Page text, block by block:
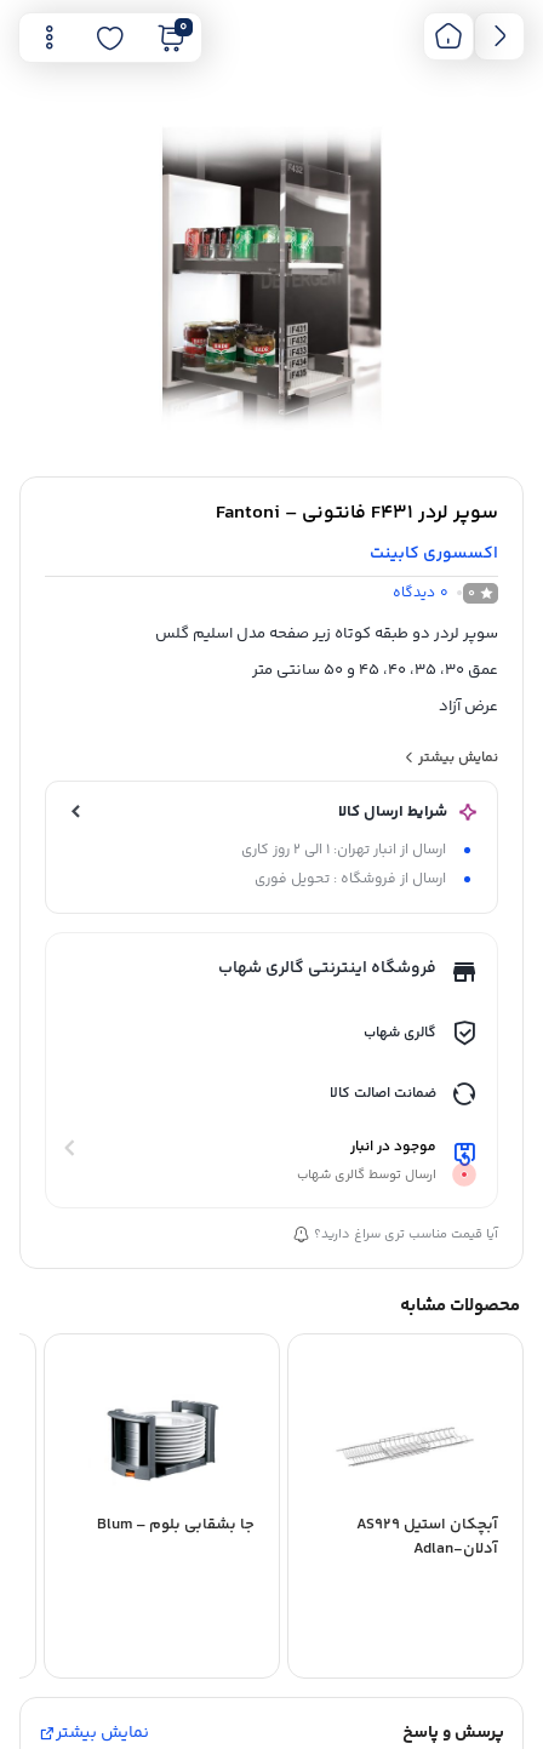
0
سوپر لردر F431 فانتونی – Fantoni
اکسسوری کابینت
0
0 دیدگاه
سوپر لردر دو طبقه کوتاه زیر صفحه مدل اسلیم گلس
عمق 30، 35، 40، 45 و 50 سانتی متر
عرض آزاد
نمایش بیشتر
شرایط ارسال کالا
ارسال از انبار تهران: 1 الی 2 روز کاری
ارسال از فروشگاه : تحویل فوری
فروشگاه اینترنتی گالری شهاب
گالری شهاب
ضمانت اصالت کالا
موجود در انبار
ارسال توسط گالری شهاب
آیا قیمت مناسب تری سراغ دارید؟
محصولات مشابه
آبچکان استیل AS929
آدلان-Adlan
جا بشقابی بلوم – Blum
پرسش و پاسخ نمایش بیشتر